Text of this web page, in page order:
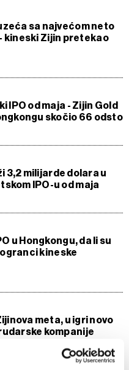
sa najvećom neto
kineski Zijin pretekao
IPO od maja - Zijin Gold
skočio 66 odsto
3,2 milijarde dolara u
IPO-u od maja
u Hongkongu, da li su
kineske
meta, u igri novo
kompanije